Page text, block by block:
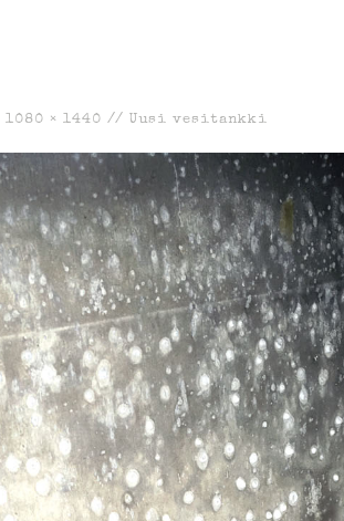
1080 × 1440 // Uusi vesitankki